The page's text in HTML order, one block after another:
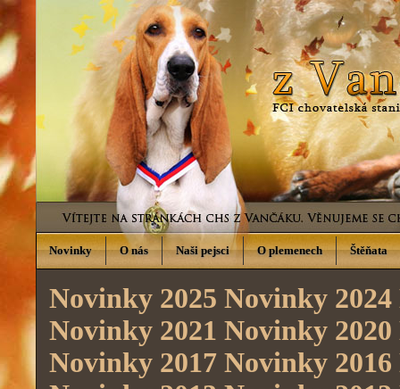
Novinky 2025 Novinky 2024
Novinky 2021 Novinky 2020
Novinky 2017 Novinky 2016
Novinky O nás Naši pejsci O plemenech Štěňata